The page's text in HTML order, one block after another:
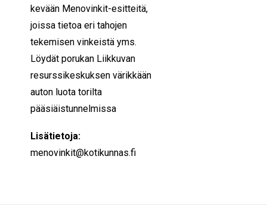
kevään Menovinkit-esitteitä,
joissa tietoa eri tahojen
tekemisen vinkeistä yms.
Löydät porukan Liikkuvan
resurssikeskuksen värikkään
auton luota torilta
pääsiäistunnelmissa
Lisätietoja:
menovinkit@kotikunnas.fi